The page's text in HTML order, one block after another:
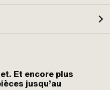
Et encore plus
jusqu’au